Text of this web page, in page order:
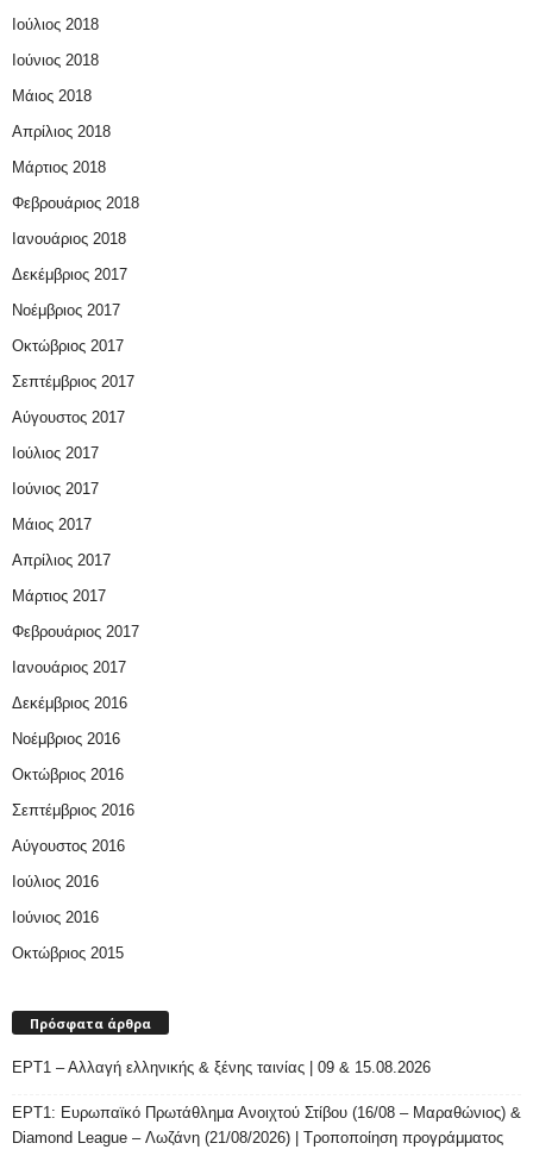
Ιούλιος 2018
Ιούνιος 2018
Μάιος 2018
Απρίλιος 2018
Μάρτιος 2018
Φεβρουάριος 2018
Ιανουάριος 2018
Δεκέμβριος 2017
Νοέμβριος 2017
Οκτώβριος 2017
Σεπτέμβριος 2017
Αύγουστος 2017
Ιούλιος 2017
Ιούνιος 2017
Μάιος 2017
Απρίλιος 2017
Μάρτιος 2017
Φεβρουάριος 2017
Ιανουάριος 2017
Δεκέμβριος 2016
Νοέμβριος 2016
Οκτώβριος 2016
Σεπτέμβριος 2016
Αύγουστος 2016
Ιούλιος 2016
Ιούνιος 2016
Οκτώβριος 2015
Πρόσφατα άρθρα
ΕΡΤ1 – Αλλαγή ελληνικής & ξένης ταινίας | 09 & 15.08.2026
ΕΡΤ1: Ευρωπαϊκό Πρωτάθλημα Ανοιχτού Στίβου (16/08 – Μαραθώνιος) &
Diamond League – Λωζάνη (21/08/2026) | Τροποποίηση προγράμματος